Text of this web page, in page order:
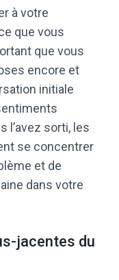
à votre
que vous
que vous
encore et
initiale
l’avez sorti, les
se concentrer
et de
dans votre
jacentes du